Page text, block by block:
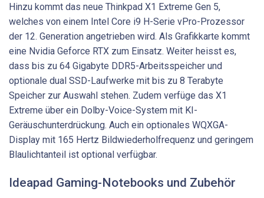
Hinzu kommt das neue Thinkpad X1 Extreme Gen 5,
welches von einem Intel Core i9 H-Serie vPro-Prozessor
der 12. Generation angetrieben wird. Als Grafikkarte kommt
eine Nvidia Geforce RTX zum Einsatz. Weiter heisst es,
dass bis zu 64 Gigabyte DDR5-Arbeitsspeicher und
optionale dual SSD-Laufwerke mit bis zu 8 Terabyte
Speicher zur Auswahl stehen. Zudem verfüge das X1
Extreme über ein Dolby-Voice-System mit KI-
Geräuschunterdrückung. Auch ein optionales WQXGA-
Display mit 165 Hertz Bildwiederholfrequenz und geringem
Blaulichtanteil ist optional verfügbar.
Ideapad Gaming-Notebooks und Zubehör